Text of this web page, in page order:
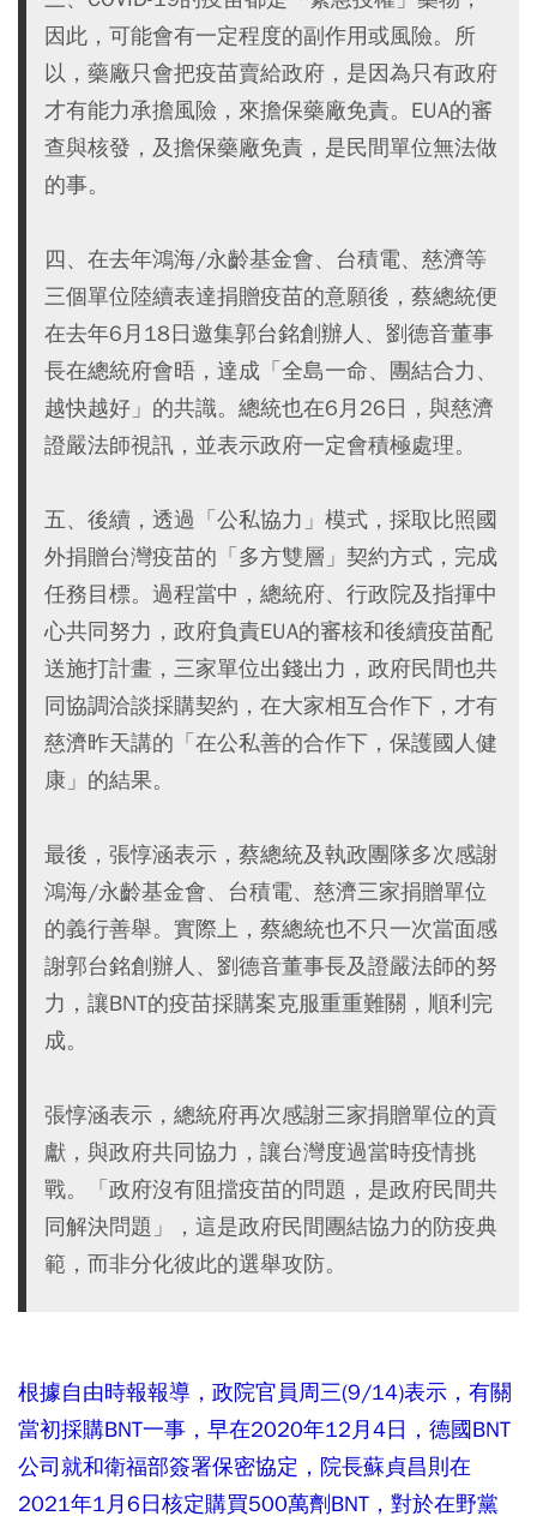
因此，可能會有一定程度的副作用或風險。所
以，藥廠只會把疫苗賣給政府，是因為只有政府
才有能力承擔風險，來擔保藥廠免責。EUA的審
查與核發，及擔保藥廠免責，是民間單位無法做
的事。
四、在去年鴻海/永齡基金會、台積電、慈濟等
三個單位陸續表達捐贈疫苗的意願後，蔡總統便
在去年6月18日邀集郭台銘創辦人、劉德音董事
長在總統府會晤，達成「全島一命、團結合力、
越快越好」的共識。總統也在6月26日，與慈濟
證嚴法師視訊，並表示政府一定會積極處理。
五、後續，透過「公私協力」模式，採取比照國
外捐贈台灣疫苗的「多方雙層」契約方式，完成
任務目標。過程當中，總統府、行政院及指揮中
心共同努力，政府負責EUA的審核和後續疫苗配
送施打計畫，三家單位出錢出力，政府民間也共
同協調洽談採購契約，在大家相互合作下，才有
慈濟昨天講的「在公私善的合作下，保護國人健
康」的結果。
最後，張惇涵表示，蔡總統及執政團隊多次感謝
鴻海/永齡基金會、台積電、慈濟三家捐贈單位
的義行善舉。實際上，蔡總統也不只一次當面感
謝郭台銘創辦人、劉德音董事長及證嚴法師的努
力，讓BNT的疫苗採購案克服重重難關，順利完
成。
張惇涵表示，總統府再次感謝三家捐贈單位的貢
獻，與政府共同協力，讓台灣度過當時疫情挑
戰。「政府沒有阻擋疫苗的問題，是政府民間共
同解決問題」，這是政府民間團結協力的防疫典
範，而非分化彼此的選舉攻防。
根據自由時報報導，政院官員周三(9/14)表示，有關
當初採購BNT一事，早在2020年12月4日，德國BNT
公司就和衛福部簽署保密協定，院長蘇貞昌則在
2021年1月6日核定購買500萬劑BNT，對於在野黨